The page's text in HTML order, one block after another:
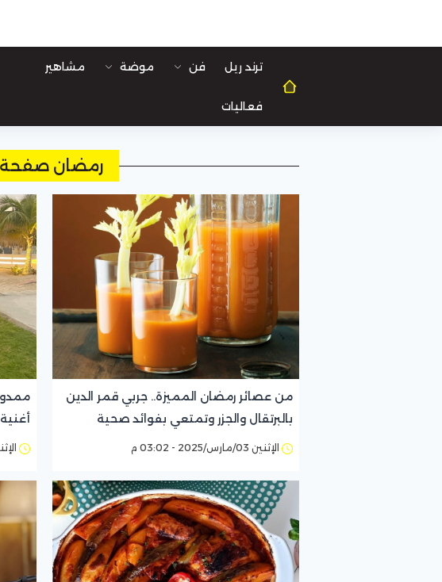
ترند ريل فن موضة مشاهير
فعاليات
رمضان صفحة 6
من عصائر رمضان المميزة.. جربي قمر الدين
بالبرتقال والجزر وتمتعي بفوائد صحية
مدهشة
الإثنين 03/مارس/2025 - 03:02 م الإثنين 03/